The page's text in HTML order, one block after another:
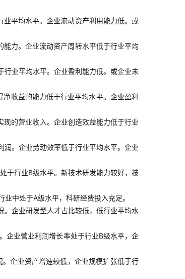
平均水平。企业流动资产利用能力低。或
力。企业流动资产周转水平低于行业平均
业平均水平。企业盈利能力低。或企业未
收益的能力低于行业平均水平。企业盈利
的营业收入。企业创造效益能力低于行业
。企业劳动效率低于行业平均水平。企业
于行业B级水平。新技术研发能力较好，技
中处于A级水平，科研经费投入充足。
企业研发型人才占比较低，低行业平均水
企业营业利润增长率处于行业B级水平，企
企业资产增速较低，企业规模扩张低于行